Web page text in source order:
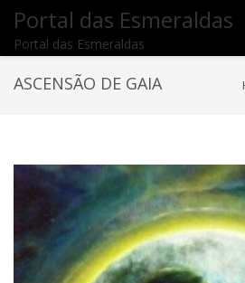
Portal das Esmeraldas
Portal das Esmeraldas
ASCENSÃO DE GAIA